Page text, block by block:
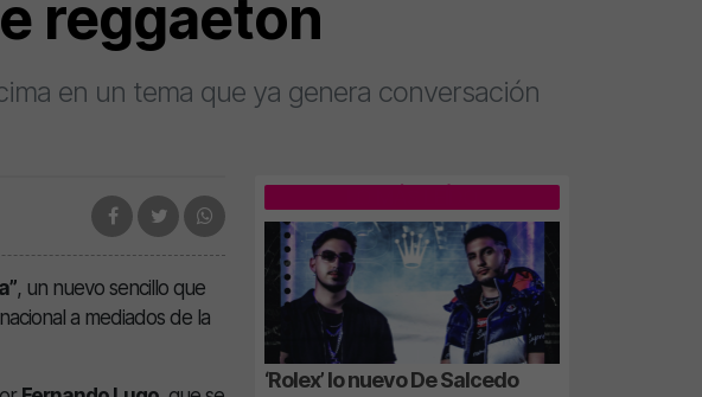
reggaeton
en un tema que ya genera conversación
, un nuevo sencillo que
a mediados de la
‘Rolex’ lo nuevo De Salcedo